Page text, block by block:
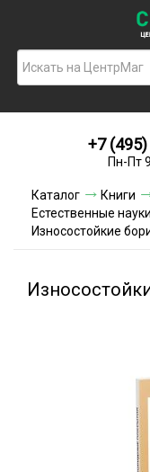
+7
Пн-Пт
Каталог Книги
Естественные науки
Износостойкие